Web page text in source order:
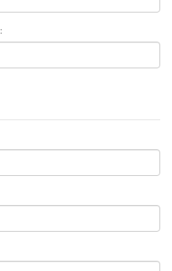
N° TVA Intracommunautaire :